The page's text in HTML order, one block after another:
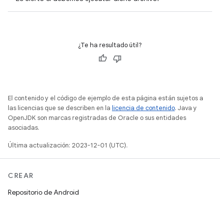
¿Te ha resultado útil?
El contenido y el código de ejemplo de esta página están sujetos a
las licencias que se describen en la licencia de contenido. Java y
OpenJDK son marcas registradas de Oracle o sus entidades
asociadas.
Última actualización: 2023-12-01 (UTC).
CREAR
Repositorio de Android